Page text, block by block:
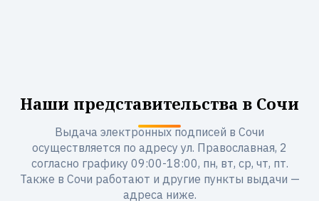
Наши представительства в Сочи
Выдача электронных подписей в Сочи
осуществляется по адресу ул. Православная, 2
согласно графику 09:00-18:00, пн, вт, ср, чт, пт.
Также в Сочи работают и другие пункты выдачи —
адреса ниже.